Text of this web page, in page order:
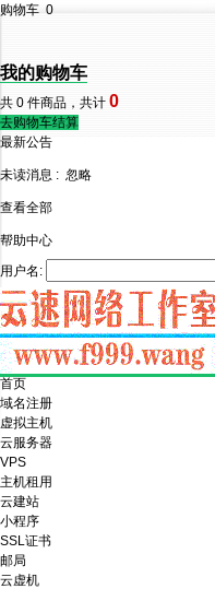
购物车 0
我的购物车
共 0 件商品，共计 0
去购物车结算
最新公告
未读消息 : 忽略
查看全部
帮助中心
用户名:
首页
域名注册
虚拟主机
云服务器
VPS
主机租用
云建站
小程序
SSL证书
邮局
云虚机